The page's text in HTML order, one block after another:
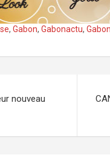
, Gabon, Gabonactu,
nouveau